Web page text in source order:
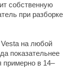
собственную
при разборке
Vesta на любой
показательнее
примерно в 14–